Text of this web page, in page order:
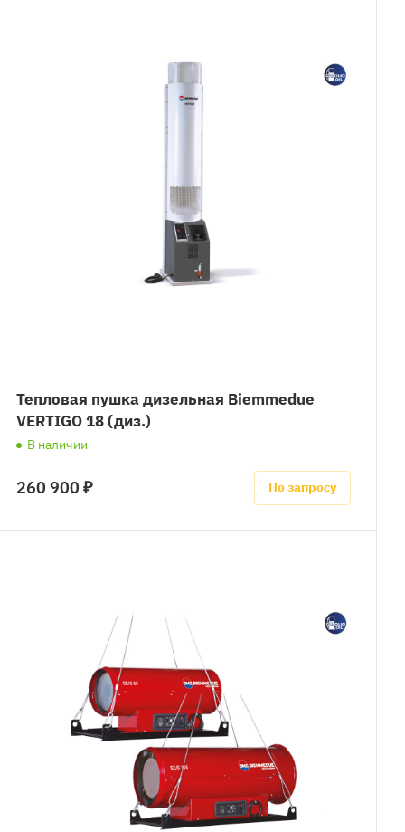
Тепловая пушка дизельная Biemmedue
VERTIGO 18 (диз.)
В наличии
260 900 ₽ По запросу